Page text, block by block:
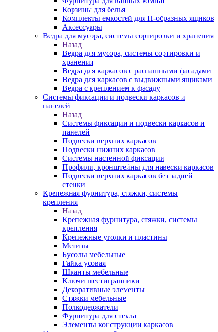
Корзины для белья
Комплекты емкостей для П-образных ящиков
Аксессуары
Ведра для мусора, системы сортировки и хранения
Назад
Ведра для мусора, системы сортировки и
хранения
Ведра для каркасов с распашными фасадами
Ведра для каркасов с выдвижными ящиками
Ведра с креплением к фасаду
Системы фиксации и подвески каркасов и
панелей
Назад
Системы фиксации и подвески каркасов и
панелей
Подвески верхних каркасов
Подвески нижних каркасов
Системы настенной фиксации
Профили, кронштейны для навески каркасов
Подвески верхних каркасов без задней
стенки
Крепежная фурнитура, стяжки, системы
крепления
Назад
Крепежная фурнитура, стяжки, системы
крепления
Крепежные уголки и пластины
Метизы
Бусолы мебельные
Гайка усовая
Шканты мебельные
Ключи шестигранники
Декоративные элементы
Стяжки мебельные
Полкодержатели
Фурнитура для стекла
Элементы конструкции каркасов